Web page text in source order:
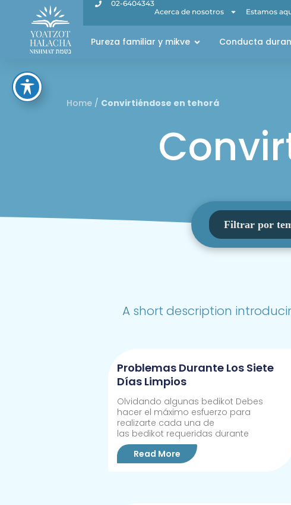
02-6404343
Acerca de nosotros
Estamos
Pureza familiar y mikve Conducta
Home / Convirtiéndose en tehorá
A short description
Problemas Durante Los Siete
Días Limpios
Olvidando algunas bedikot Debes
hacer el máximo esfuerzo para
realizarte cada una de
las bedikot requeridas durante
Read More